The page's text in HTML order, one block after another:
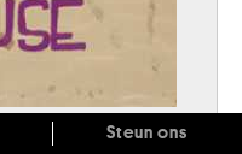
Steun ons